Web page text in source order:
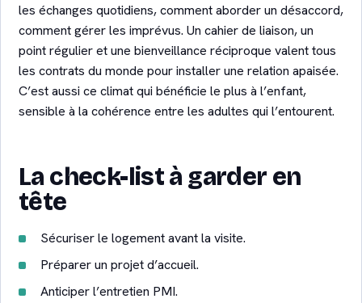
les échanges quotidiens, comment aborder un désaccord,
comment gérer les imprévus. Un cahier de liaison, un
point régulier et une bienveillance réciproque valent tous
les contrats du monde pour installer une relation apaisée.
C’est aussi ce climat qui bénéficie le plus à l’enfant,
sensible à la cohérence entre les adultes qui l’entourent.
La check-list à garder en
tête
Sécuriser le logement avant la visite.
Préparer un projet d’accueil.
Anticiper l’entretien PMI.